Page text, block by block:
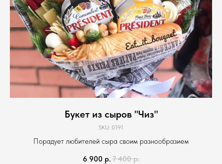
Букет из сыров "Чиз"
SKU: 0191
Порадует любителей сыра своим разнообразием
6 900 р.7 400 р.